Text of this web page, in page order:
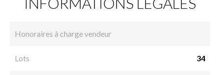
Honoraires à charge vendeur
Lots 34